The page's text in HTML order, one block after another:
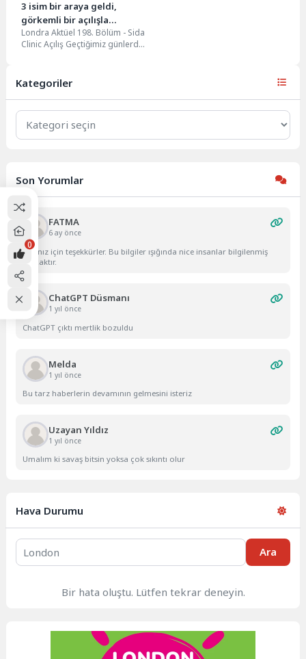
3 isim bir araya geldi,
görkemli bir açılışla
merhaba dediler
Londra Aktüel 198. Bölüm - Sida
Clinic Açılış Geçtiğimiz günlerde
Kategoriler
Kategoriler
Son Yorumlar
FATMA
6 ay önce
Yazınız için teşekkürler. Bu bilgiler ışığında nice insanlar bilgilenmiş
olacaktır.
ChatGPT Düsmanı
1 yıl önce
ChatGPT çıktı mertlik bozuldu
Melda
1 yıl önce
Bu tarz haberlerin devamının gelmesini isteriz
Uzayan Yıldız
1 yıl önce
Umalım ki savaş bitsin yoksa çok sıkıntı olur
Hava Durumu
Ara
Bir hata oluştu. Lütfen tekrar deneyin.
0